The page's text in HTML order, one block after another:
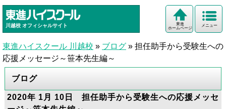
川越校 オフィシャルサイト メニュー
東進
ホームページ
東進ハイスクール 川越校 » ブログ » 担任助手から受験生への
応援メッセージ～笹本先生編～
ブログ
2020年 1月 10日 担任助手から受験生への応援メッセ